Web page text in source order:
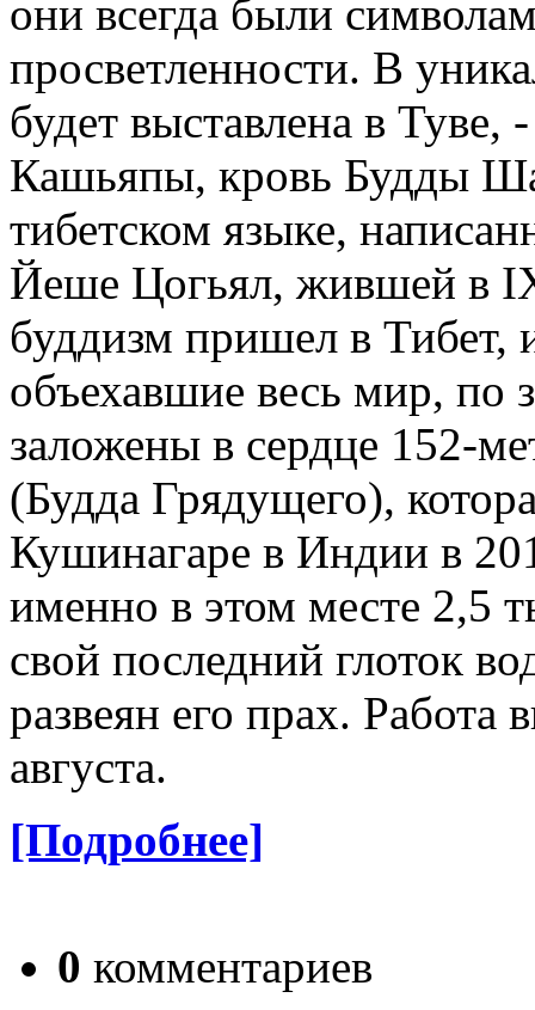
они всегда были
просветленности. В
будет выставлена в Туве,
Кашьяпы, кровь Будды
тибетском языке,
Йеше Цогьял, жившей в
буддизм пришел в Тибет,
объехавшие весь мир, по
заложены в сердце 152-
(Будда Грядущего),
Кушинагаре в Индии в
именно в этом месте 2,5
свой последний глоток
развеян его прах. Работа
августа.
[Подробнее]
0 комментариев